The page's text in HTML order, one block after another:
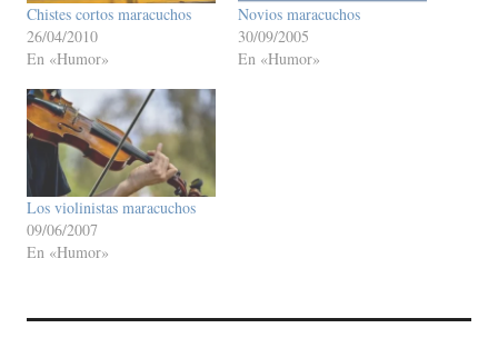
Chistes cortos maracuchos
26/04/2010
En «Humor»
Novios maracuchos
30/09/2005
En «Humor»
Los violinistas maracuchos
09/06/2007
En «Humor»